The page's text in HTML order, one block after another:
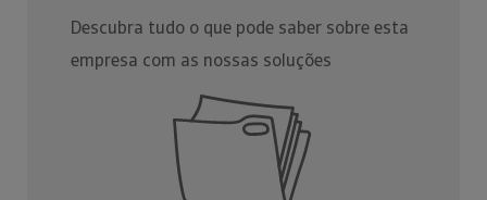
Descubra tudo o que pode saber sobre esta
empresa com as nossas soluções